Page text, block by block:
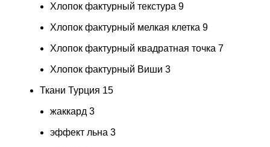
Хлопок фактурный текстура 9
Хлопок фактурный мелкая клетка 9
Хлопок фактурный квадратная точка 7
Хлопок фактурный Виши 3
Ткани Турция 15
жаккард 3
эффект льна 3